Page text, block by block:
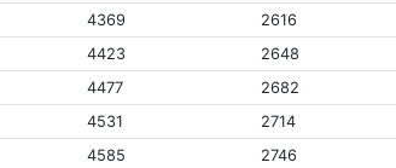
4369 2616
4423 2648
4477 2682
4531 2714
4585 2746